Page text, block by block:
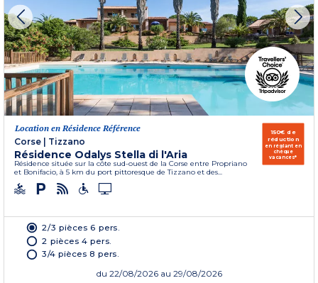
Location en Résidence Référence
Corse
Tizzano
Résidence Odalys Stella di l'Aria
Résidence située sur la côte sud-ouest de la Corse entre Propriano
et Bonifacio, à 5 km du port pittoresque de Tizzano et des...
150€ de
réduction
en réglant en
chèque
vacances*
2/3 pièces 6 pers.
2 pièces 4 pers.
3/4 pièces 8 pers.
du 22/08/2026 au 29/08/2026